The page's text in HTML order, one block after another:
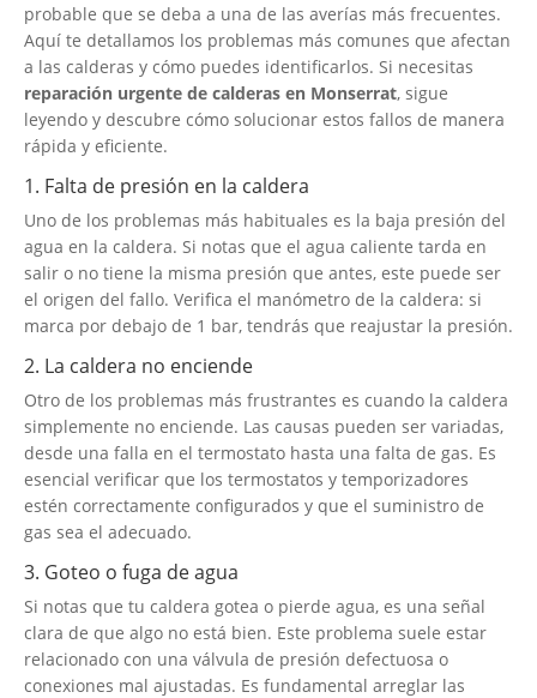
probable que se deba a una de las averías más frecuentes.
Aquí te detallamos los problemas más comunes que afectan
a las calderas y cómo puedes identificarlos. Si necesitas
reparación urgente de calderas en Monserrat, sigue
leyendo y descubre cómo solucionar estos fallos de manera
rápida y eficiente.
1. Falta de presión en la caldera
Uno de los problemas más habituales es la baja presión del
agua en la caldera. Si notas que el agua caliente tarda en
salir o no tiene la misma presión que antes, este puede ser
el origen del fallo. Verifica el manómetro de la caldera: si
marca por debajo de 1 bar, tendrás que reajustar la presión.
2. La caldera no enciende
Otro de los problemas más frustrantes es cuando la caldera
simplemente no enciende. Las causas pueden ser variadas,
desde una falla en el termostato hasta una falta de gas. Es
esencial verificar que los termostatos y temporizadores
estén correctamente configurados y que el suministro de
gas sea el adecuado.
3. Goteo o fuga de agua
Si notas que tu caldera gotea o pierde agua, es una señal
clara de que algo no está bien. Este problema suele estar
relacionado con una válvula de presión defectuosa o
conexiones mal ajustadas. Es fundamental arreglar las